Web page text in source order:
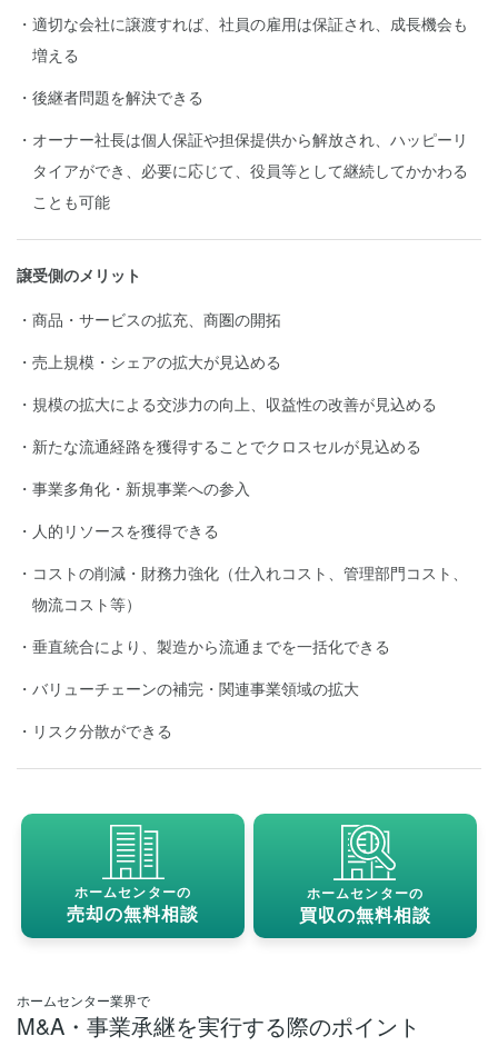
適切な会社に譲渡すれば、社員の雇用は保証され、成長機会も
増える
後継者問題を解決できる
オーナー社長は個人保証や担保提供から解放され、ハッピーリ
タイアができ、必要に応じて、役員等として継続してかかわる
ことも可能
譲受側のメリット
商品・サービスの拡充、商圏の開拓
売上規模・シェアの拡大が見込める
規模の拡大による交渉力の向上、収益性の改善が見込める
新たな流通経路を獲得することでクロスセルが見込める
事業多角化・新規事業への参入
人的リソースを獲得できる
コストの削減・財務力強化（仕入れコスト、管理部門コスト、
物流コスト等）
垂直統合により、製造から流通までを一括化できる
バリューチェーンの補完・関連事業領域の拡大
リスク分散ができる
ホームセンターの
売却の無料相談
ホームセンターの
買収の無料相談
ホームセンター業界で
M&A・事業承継を実行する際のポイント